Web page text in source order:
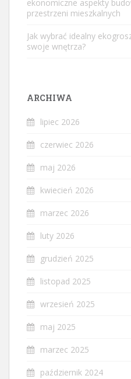
ekonomiczne aspekty
przestrzeni mieszkalnych
Jak wybrać idealny
swoje wnętrza?
ARCHIWA
lipiec 2026
czerwiec 2026
maj 2026
kwiecień 2026
marzec 2026
luty 2026
grudzień 2025
listopad 2025
wrzesień 2025
maj 2025
marzec 2025
październik 2024